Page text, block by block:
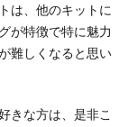
は、他のキットに
が特徴で特に魅力
難しくなると思い
きな方は、是非こ